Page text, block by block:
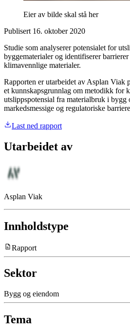
Eier av bilde skal stå her
Publisert 16. oktober 2020
Studie som analyserer potensialet for
byggematerialer og identifiserer
klimavennlige materialer.
Rapporten er utarbeidet av Asplan Viak
et kunnskapsgrunnlag om metodikk for
utslippspotensial fra materialbruk i bygg
markedsmessige og regulatoriske
Last ned rapport
Utarbeidet av
Asplan Viak
Innholdstype
Rapport
Sektor
Bygg og eiendom
Tema